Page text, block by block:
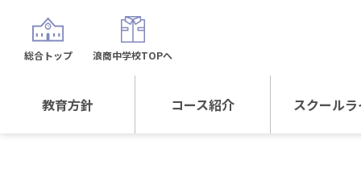
教育方針 コース紹介 スクール
総合トップ 浪商中学校TOPへ